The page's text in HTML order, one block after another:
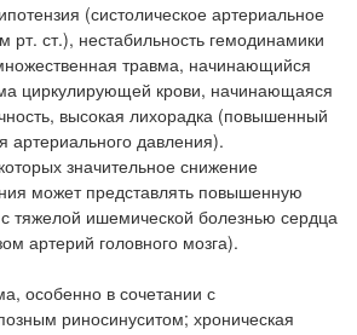
(систолическое артериальное
ст.), нестабильность гемодинамики
травма, начинающийся
циркулирующей крови, начинающаяся
высокая лихорадка (повышенный
артериального давления).
значительное снижение
может представлять повышенную
тяжелой ишемической болезнью сердца
артерий головного мозга).
особенно в сочетании с
риносинуситом; хроническая